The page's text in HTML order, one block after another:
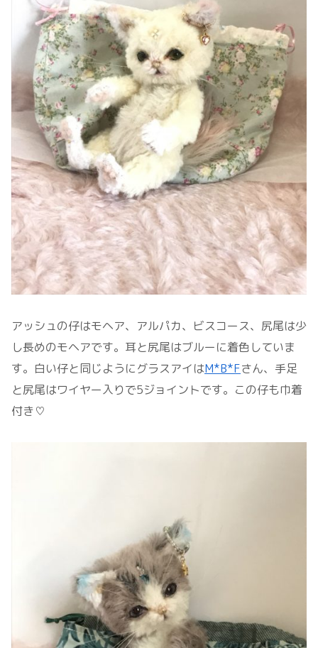
アッシュの仔はモヘア、アルパカ、ビスコース、尻尾は少
し長めのモヘアです。耳と尻尾はブルーに着色していま
す。白い仔と同じようにグラスアイはM*B*Fさん、手足
と尻尾はワイヤー入りで5ジョイントです。この仔も巾着
付き♡